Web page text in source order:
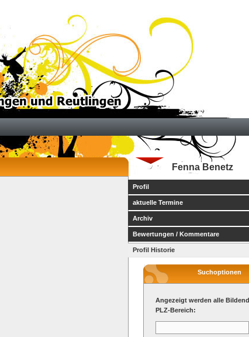
Fenna Benetz
Profil
aktuelle Termine
Archiv
Bewertungen / Kommentare
Profil Historie
Suchoptionen
Angezeigt werden alle
PLZ-Bereich: